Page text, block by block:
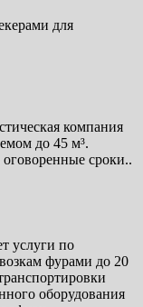
для
компания
до 45 м³.
сроки..
услуги по
фурами до 20
оборудования